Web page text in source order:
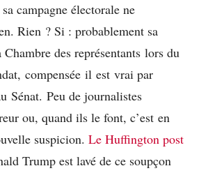
campagne électorale ne
Rien ? Si : probablement sa
des représentants lors du
compensée il est vrai par
Sénat. Peu de journalistes
ou, quand ils le font, c’est en
suspicion. Le Huffington post
Trump est lavé de ce soupçon